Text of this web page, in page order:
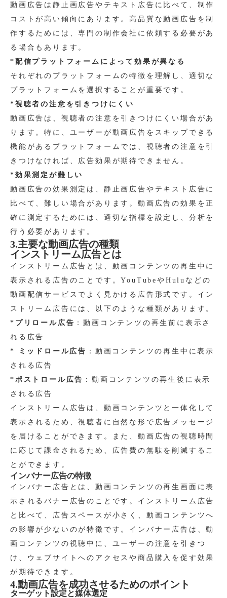
動画広告は静止画広告やテキスト広告に比べて、制作
コストが高い傾向にあります。高品質な動画広告を制
作するためには、専門の制作会社に依頼する必要があ
る場合もあります。
*配信プラットフォームによって効果が異なる
それぞれのプラットフォームの特徴を理解し、適切な
プラットフォームを選択することが重要です。
*視聴者の注意を引きつけにくい
動画広告は、視聴者の注意を引きつけにくい場合があ
ります。特に、ユーザーが動画広告をスキップできる
機能があるプラットフォームでは、視聴者の注意を引
きつけなければ、広告効果が期待できません。
*効果測定が難しい
動画広告の効果測定は、静止画広告やテキスト広告に
比べて、難しい場合があります。動画広告の効果を正
確に測定するためには、適切な指標を設定し、分析を
行う必要があります。
3.主要な動画広告の種類
インストリーム広告とは
インストリーム広告とは、動画コンテンツの再生中に
表示される広告のことです。YouTubeやHuluなどの
動画配信サービスでよく見かける広告形式です。イン
ストリーム広告には、以下のような種類があります。
*プリロール広告 ：動画コンテンツの再生前に表示さ
れる広告
* ミッドロール広告 ：動画コンテンツの再生中に表示
される広告
*ポストロール広告 ：動画コンテンツの再生後に表示
される広告
インストリーム広告は、動画コンテンツと一体化して
表示されるため、視聴者に自然な形で広告メッセージ
を届けることができます。また、動画広告の視聴時間
に応じて課金されるため、広告費の無駄を削減するこ
とができます。
インバナー広告の特徴
インバナー広告とは、動画コンテンツの再生画面に表
示されるバナー広告のことです。インストリーム広告
と比べて、広告スペースが小さく、動画コンテンツへ
の影響が少ないのが特徴です。インバナー広告は、動
画コンテンツの視聴中に、ユーザーの注意を引きつ
け、ウェブサイトへのアクセスや商品購入を促す効果
が期待できます。
4.動画広告を成功させるためのポイント
ターゲット設定と媒体選定